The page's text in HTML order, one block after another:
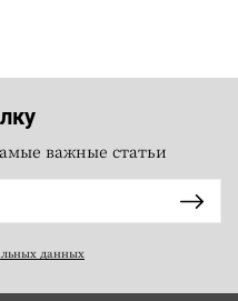
важные статьи
данных